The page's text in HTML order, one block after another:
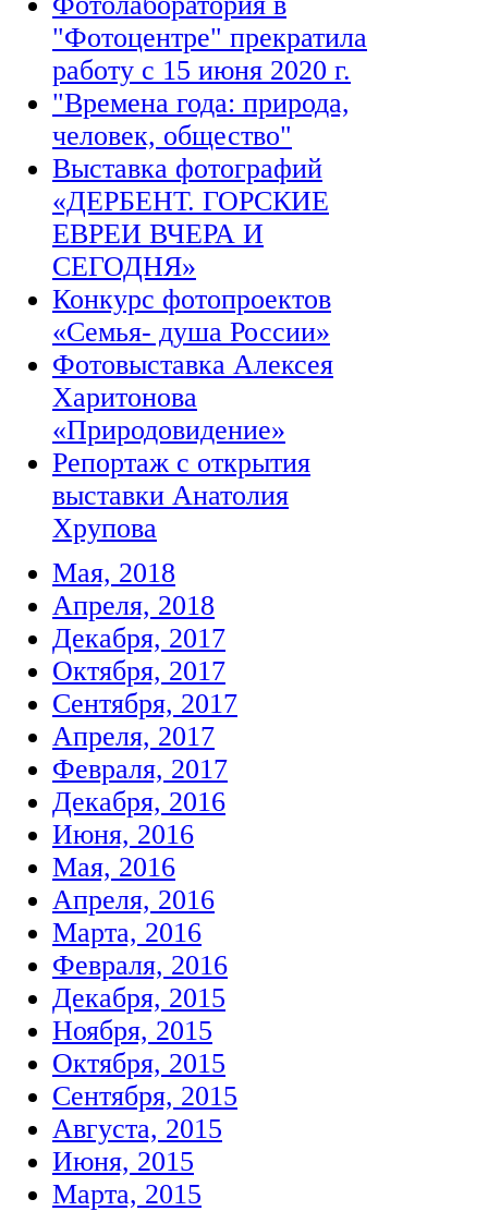
"Фотоцентре" прекратила
работу с 15 июня 2020 г.
"Времена года: природа,
человек, общество"
Выставка фотографий
«ДЕРБЕНТ. ГОРСКИЕ
ЕВРЕИ ВЧЕРА И
СЕГОДНЯ»
Конкурс фотопроектов
«Семья- душа России»
Фотовыставка Алексея
Харитонова
«Природовидение»
Репортаж с открытия
выставки Анатолия
Хрупова
Мая, 2018
Апреля, 2018
Декабря, 2017
Октября, 2017
Сентября, 2017
Апреля, 2017
Февраля, 2017
Декабря, 2016
Июня, 2016
Мая, 2016
Апреля, 2016
Марта, 2016
Февраля, 2016
Декабря, 2015
Ноября, 2015
Октября, 2015
Сентября, 2015
Августа, 2015
Июня, 2015
Марта, 2015